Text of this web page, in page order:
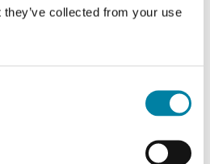
collected from your use